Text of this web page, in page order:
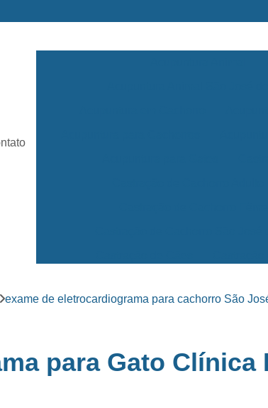
Clínica Veterinária Mais Próxima
Clínica Veterinária Popular Caçapava
exame de eletrocardiograma para cachorro São
para Gato Clínica